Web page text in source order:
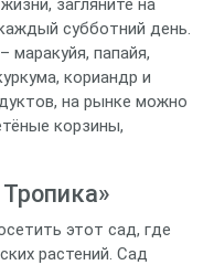
загляните на
субботний день.
папайя,
кориандр и
на рынке можно
корзины,
этот сад, где
растений. Сад